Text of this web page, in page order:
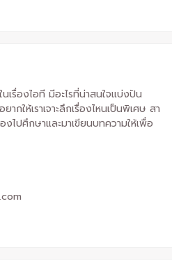
รื่องไอที มีอะไรที่น่าสนใจแบ่งปัน
กให้เราเจาะลึกเรื่องไหนเป็นพิเศษ สา
งไปศึกษาและมาเขียนบทความให้เพื่อ